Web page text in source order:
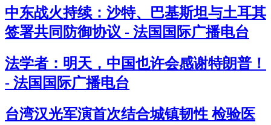
中东战火持续：沙特、巴基斯坦与土耳其
签署共同防御协议 - 法国国际广播电台
法学者：明天，中国也许会感谢特朗普！
- 法国国际广播电台
台湾汉光军演首次结合城镇韧性 检验医